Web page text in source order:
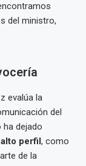
del ministro,
evalúa la
del
ha dejado
perfil , como
de la